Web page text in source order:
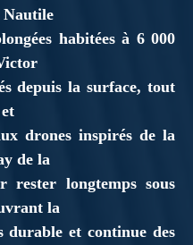
Nautile
habitées à 6 000
depuis la surface, tout
drones inspirés de la
de la
rester longtemps sous
la
durable et continue des